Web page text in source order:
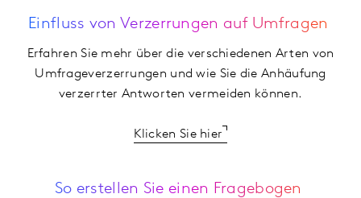
Einfluss von Verzerrungen auf Umfragen
Erfahren Sie mehr über die verschiedenen Arten von
Umfrageverzerrungen und wie Sie die Anhäufung
verzerrter Antworten vermeiden können.
Klicken Sie hier
So erstellen Sie einen Fragebogen